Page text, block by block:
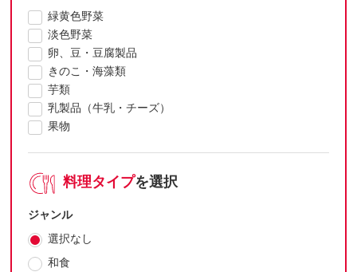
緑黄色野菜
淡色野菜
卵、豆・豆腐製品
きのこ・海藻類
芋類
乳製品（牛乳・チーズ）
果物
料理タイプを選択
ジャンル
選択なし
和食